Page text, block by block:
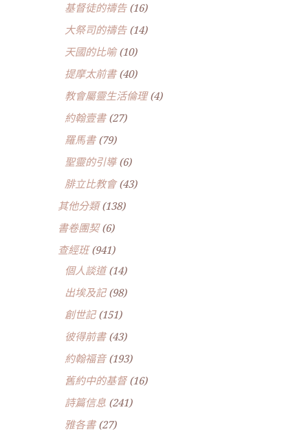
基督徒的禱告(16)
大祭司的禱告(14)
天國的比喻(10)
提摩太前書(40)
教會屬靈生活倫理(4)
約翰壹書(27)
羅馬書(79)
聖靈的引導(6)
腓立比教會(43)
其他分類(138)
書卷團契(6)
查經班(941)
個人談道(14)
出埃及記(98)
創世記(151)
彼得前書(43)
約翰福音(193)
舊約中的基督(16)
詩篇信息 (241)
雅各書(27)